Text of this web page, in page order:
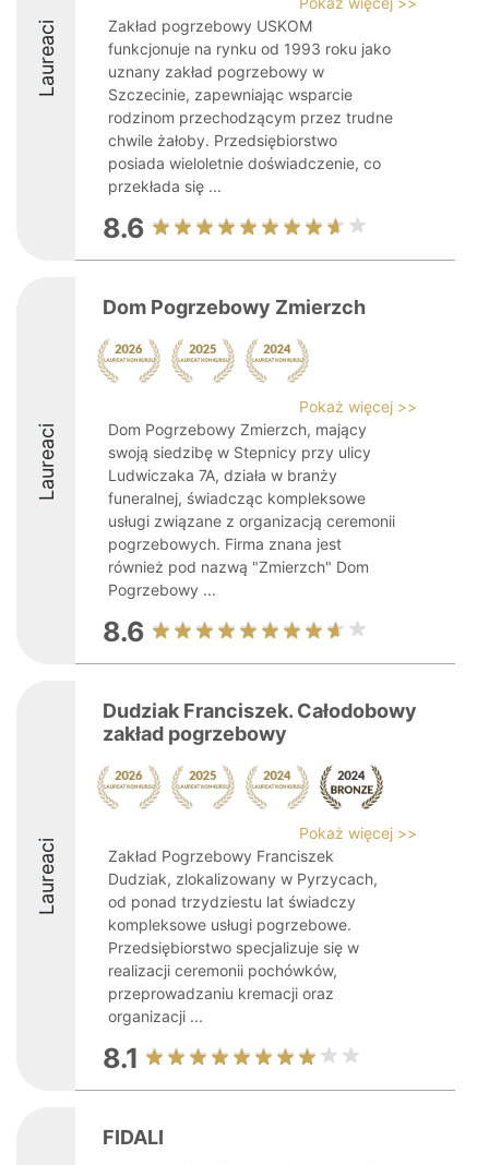
Laureaci
Zakład pogrzebowy USKOM
funkcjonuje na rynku od 1993 roku jako
uznany zakład pogrzebowy w
Szczecinie, zapewniając wsparcie
rodzinom przechodzącym przez trudne
chwile żałoby. Przedsiębiorstwo
posiada wieloletnie doświadczenie, co
przekłada się ...
8.6
Laureaci
Dom Pogrzebowy Zmierzch
Pokaż więcej >>
Dom Pogrzebowy Zmierzch, mający
swoją siedzibę w Stepnicy przy ulicy
Ludwiczaka 7A, działa w branży
funeralnej, świadcząc kompleksowe
usługi związane z organizacją ceremonii
pogrzebowych. Firma znana jest
również pod nazwą "Zmierzch" Dom
Pogrzebowy ...
8.6
Laureaci
Dudziak Franciszek. Całodobowy
zakład pogrzebowy
Pokaż więcej >>
Zakład Pogrzebowy Franciszek
Dudziak, zlokalizowany w Pyrzycach,
od ponad trzydziestu lat świadczy
kompleksowe usługi pogrzebowe.
Przedsiębiorstwo specjalizuje się w
realizacji ceremonii pochówków,
przeprowadzaniu kremacji oraz
organizacji ...
8.1
FIDALI